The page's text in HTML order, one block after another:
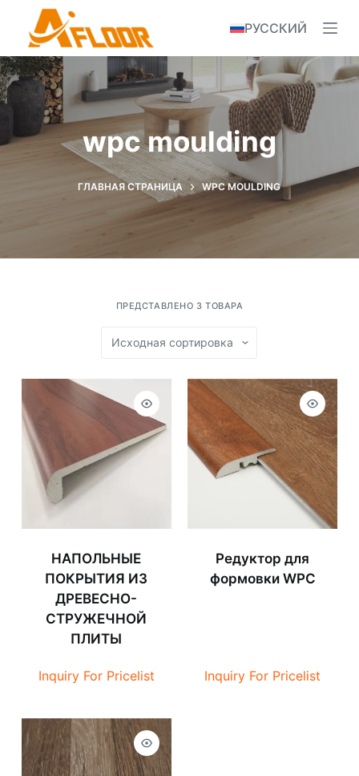
i
p
c
РУССКИЙ
wpc moulding
ГЛАВНАЯ СТРАНИЦА WPC MOULDING
ПРЕДСТАВЛЕНО 3 ТОВАРА
НАПОЛЬНЫЕ
ПОКРЫТИЯ ИЗ
ДРЕВЕСНО-
СТРУЖЕЧНОЙ
ПЛИТЫ
Inquiry For Pricelist
Редуктор для
формовки WPC
Inquiry For Pricelist